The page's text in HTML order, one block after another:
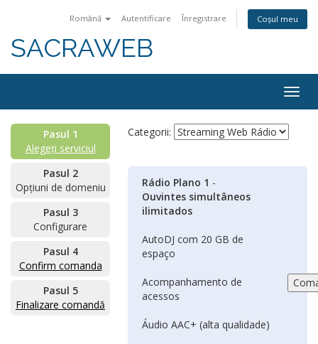
Română Autentificare Înregistrare Coșul meu
SACRAWEB
Pasul 1
Alegeți serviciul
Pasul 2
Opțiuni de domeniu
Pasul 3
Configurare
Pasul 4
Confirm comanda
Pasul 5
Finalizare comandă
Categorii:
Rádio Plano 1 -
Ouvintes simultâneos
ilimitados
AutoDJ com 20 GB de
espaço
Acompanhamento de
acessos
Áudio AAC+ (alta qualidade)